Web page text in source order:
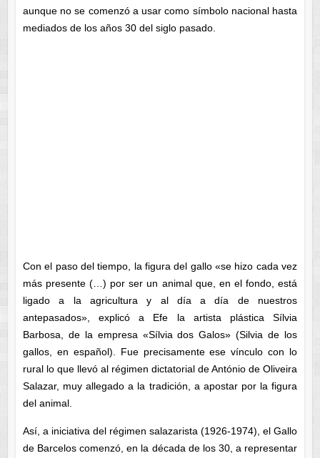
aunque no se comenzó a usar como símbolo nacional hasta
mediados de los años 30 del siglo pasado.
Con el paso del tiempo, la figura del gallo «se hizo cada vez
más presente (…) por ser un animal que, en el fondo, está
ligado a la agricultura y al día a día de nuestros
antepasados», explicó a Efe la artista plástica Sílvia
Barbosa, de la empresa «Sílvia dos Galos» (Silvia de los
gallos, en español). Fue precisamente ese vínculo con lo
rural lo que llevó al régimen dictatorial de António de Oliveira
Salazar, muy allegado a la tradición, a apostar por la figura
del animal.
Así, a iniciativa del régimen salazarista (1926-1974), el Gallo
de Barcelos comenzó, en la década de los 30, a representar